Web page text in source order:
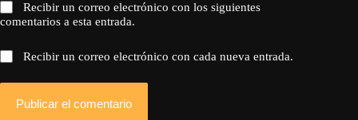
Recibir un correo electrónico con los siguientes
comentarios a esta entrada.
Recibir un correo electrónico con cada nueva entrada.
Publicar el comentario